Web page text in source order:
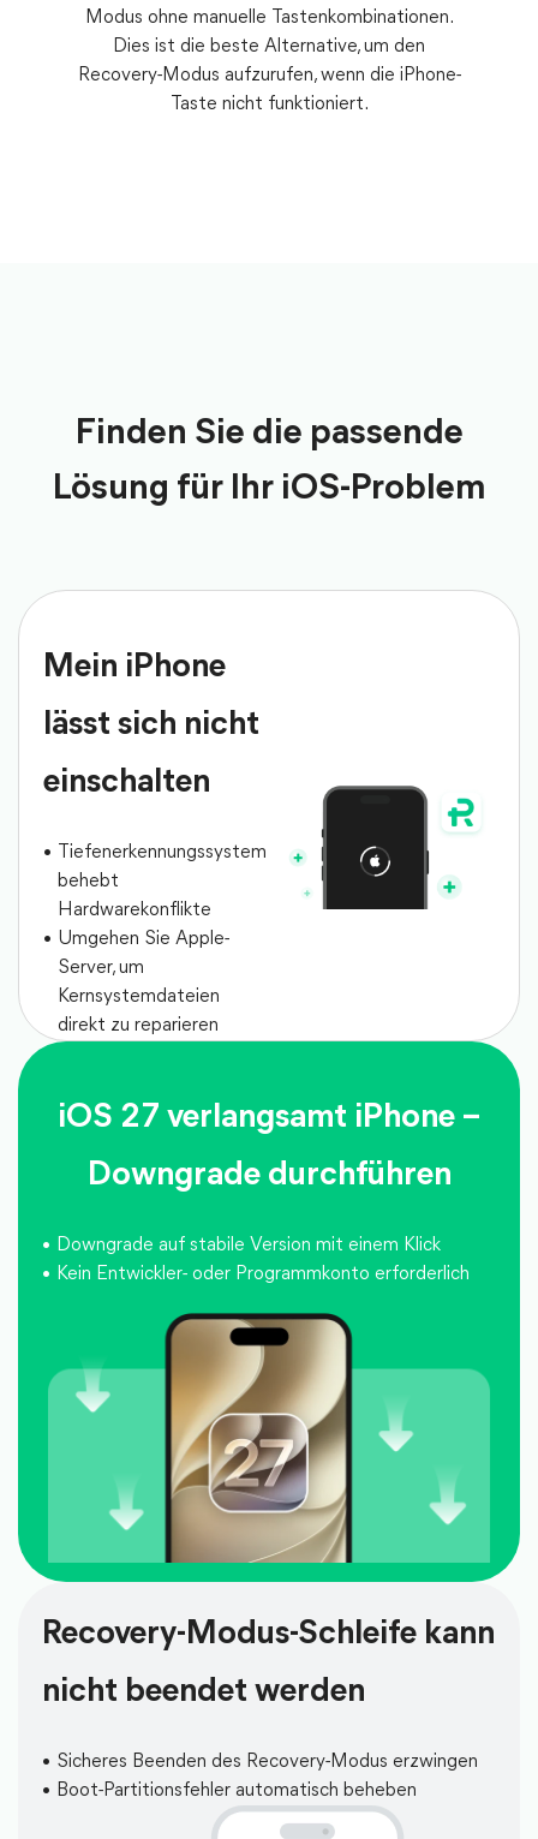
Modus ohne manuelle Tastenkombinationen.
Dies ist die beste Alternative, um den
Recovery-Modus aufzurufen, wenn die iPhone-
Taste nicht funktioniert.
Finden Sie die passende
Lösung für Ihr iOS-Problem
Mein iPhone
lässt sich nicht
einschalten
Tiefenerkennungssystem
behebt
Hardwarekonflikte
Umgehen Sie Apple-
Server, um
Kernsystemdateien
direkt zu reparieren
iOS 27 verlangsamt iPhone –
Downgrade durchführen
Downgrade auf stabile Version mit einem Klick
Kein Entwickler- oder Programmkonto erforderlich
Recovery-Modus-Schleife kann
nicht beendet werden
Sicheres Beenden des Recovery-Modus erzwingen
Boot-Partitionsfehler automatisch beheben